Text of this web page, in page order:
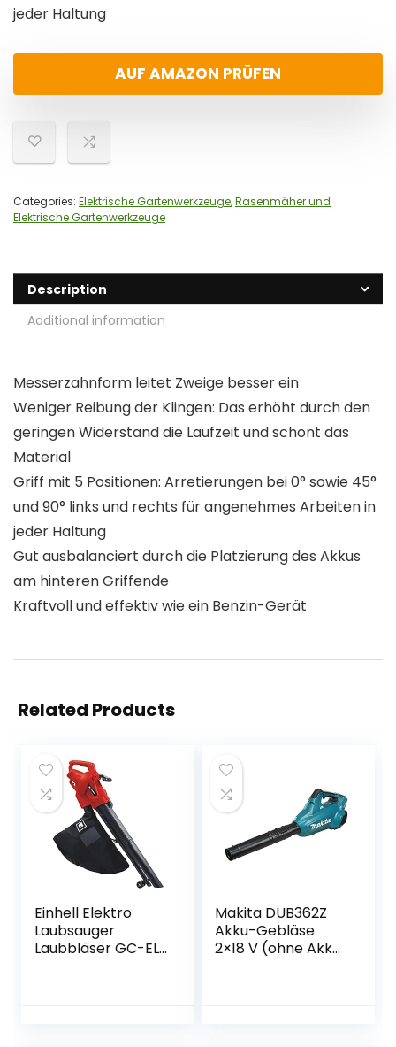
jeder Haltung
AUF AMAZON PRÜFEN
Categories: Elektrische Gartenwerkzeuge,Rasenmäher und
Elektrische Gartenwerkzeuge
Description
Additional information
Messerzahnform leitet Zweige besser ein
Weniger Reibung der Klingen: Das erhöht durch den
geringen Widerstand die Laufzeit und schont das
Material
Griff mit 5 Positionen: Arretierungen bei 0° sowie 45°
und 90° links und rechts für angenehmes Arbeiten in
jeder Haltung
Gut ausbalanciert durch die Platzierung des Akkus
am hinteren Griffende
Kraftvoll und effektiv wie ein Benzin-Gerät
Related Products
Einhell Elektro
Laubsauger
Laubbläser GC-EL
Makita DUB362Z
Akku-Gebläse
2×18 V (ohne Akku,